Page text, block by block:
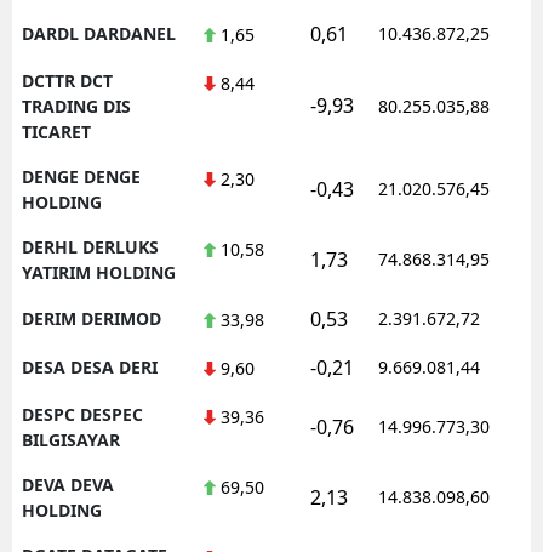
DARDL DARDANEL 1,65 0,61 10.436.872,25
DCTTR DCT
TRADING DIS
TICARET
8,44
-9,93 80.255.035,88
DENGE DENGE
HOLDING
2,30 -0,43 21.020.576,45
DERHL DERLUKS
YATIRIM HOLDING
10,58 1,73 74.868.314,95
DERIM DERIMOD 33,98 0,53 2.391.672,72
DESA DESA DERI 9,60 -0,21 9.669.081,44
DESPC DESPEC
BILGISAYAR
39,36 -0,76 14.996.773,30
DEVA DEVA
HOLDING
69,50 2,13 14.838.098,60